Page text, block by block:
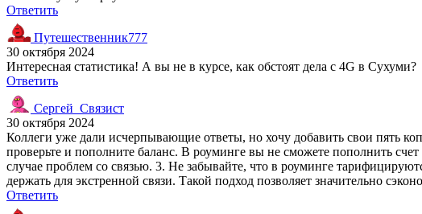
Ответить
Путешественник777
30 октября 2024
Интересная статистика! А вы не в курсе, как обстоят дела с 4G в Сухуми?
Ответить
Сергей_Связист
30 октября 2024
Коллеги уже дали исчерпывающие ответы, но хочу добавить свои пять
проверьте и пополните баланс. В роуминге вы не сможете пополнить
случае проблем со связью. 3. Не забывайте, что в роуминге
держать для экстренной связи. Такой подход позволяет значительно
Ответить